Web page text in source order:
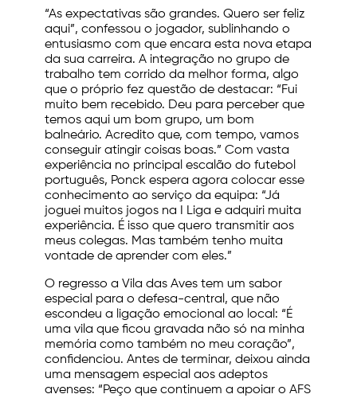
“As expectativas são grandes. Quero ser feliz
aqui”, confessou o jogador, sublinhando o
entusiasmo com que encara esta nova etapa
da sua carreira. A integração no grupo de
trabalho tem corrido da melhor forma, algo
que o próprio fez questão de destacar: “Fui
muito bem recebido. Deu para perceber que
temos aqui um bom grupo, um bom
balneário. Acredito que, com tempo, vamos
conseguir atingir coisas boas.” Com vasta
experiência no principal escalão do futebol
português, Ponck espera agora colocar esse
conhecimento ao serviço da equipa: “Já
joguei muitos jogos na I Liga e adquiri muita
experiência. É isso que quero transmitir aos
meus colegas. Mas também tenho muita
vontade de aprender com eles.”
O regresso a Vila das Aves tem um sabor
especial para o defesa-central, que não
escondeu a ligação emocional ao local: “É
uma vila que ficou gravada não só na minha
memória como também no meu coração”,
confidenciou. Antes de terminar, deixou ainda
uma mensagem especial aos adeptos
avenses: “Peço que continuem a apoiar o AFS